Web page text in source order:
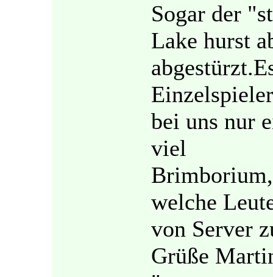
Sogar der
Lake hurst
bei uns nur
viel
welche
von Server
Grüße